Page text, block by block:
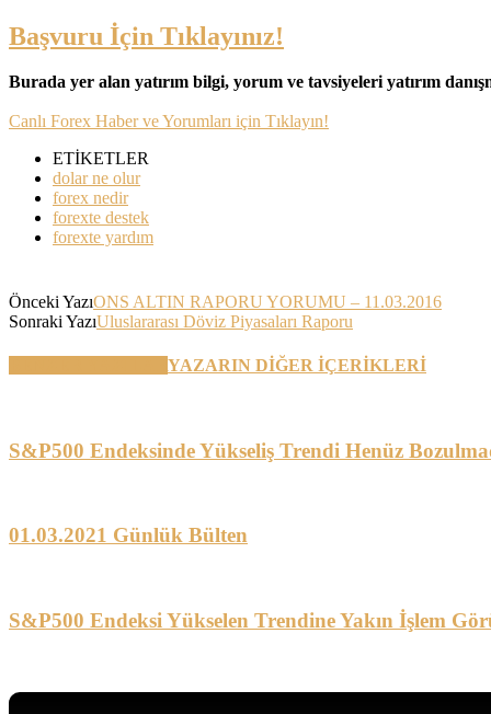
Başvuru İçin Tıklayınız!
Burada yer alan yatırım bilgi, yorum ve tavsiyeleri yatırım
Canlı Forex Haber ve Yorumları için Tıklayın!
ETİKETLER
dolar ne olur
forex nedir
forexte destek
forexte yardım
Önceki YazıONS ALTIN RAPORU YORUMU – 11.03.2016
Sonraki YazıUluslararası Döviz Piyasaları Raporu
YAZARIN DİĞER İÇERİKLERİ
S&P500 Endeksinde Yükseliş Trendi Henüz
01.03.2021 Günlük Bülten
S&P500 Endeksi Yükselen Trendine Yakın İşlem